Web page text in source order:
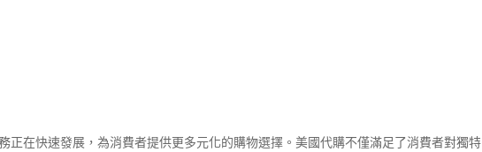
正在快速發展，為消費者提供更多元化的購物選擇。美國代購不僅滿足了消費者對獨特